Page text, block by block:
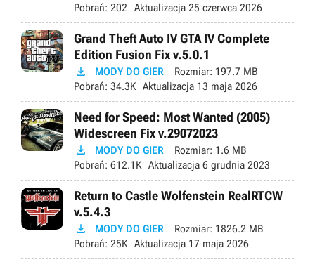
Pobrań: 202 Aktualizacja 25 czerwca 2026
Grand Theft Auto IV GTA IV Complete
Edition Fusion Fix v.5.0.1
 MODY DO GIER Rozmiar: 197.7 MB
Pobrań: 34.3K Aktualizacja 13 maja 2026
Need for Speed: Most Wanted (2005)
Widescreen Fix v.29072023
 MODY DO GIER Rozmiar: 1.6 MB
Pobrań: 612.1K Aktualizacja 6 grudnia 2023
Return to Castle Wolfenstein RealRTCW
v.5.4.3
 MODY DO GIER Rozmiar: 1826.2 MB
Pobrań: 25K Aktualizacja 17 maja 2026